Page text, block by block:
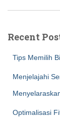
Recent
Tips Memilih
Menjelajahi
Optimalisasi